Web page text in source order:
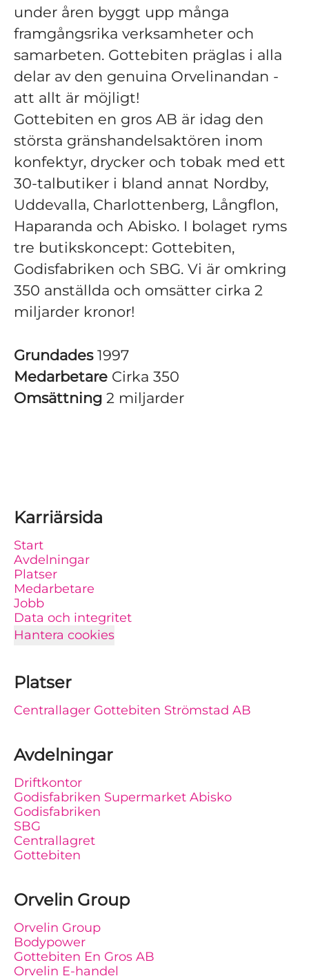
under åren byggt upp många
framgångsrika verksamheter och
samarbeten. Gottebiten präglas i alla
delar av den genuina Orvelinandan -
att allt är möjligt!
Gottebiten en gros AB är idag den
största gränshandelsaktören inom
konfektyr, drycker och tobak med ett
30-talbutiker i bland annat Nordby,
Uddevalla, Charlottenberg, Långflon,
Haparanda och Abisko. I bolaget ryms
tre butikskoncept: Gottebiten,
Godisfabriken och SBG. Vi är omkring
350 anställda och omsätter cirka 2
miljarder kronor!
Grundades 1997
Medarbetare Cirka 350
Omsättning 2 miljarder
Karriärsida
Start
Avdelningar
Platser
Medarbetare
Jobb
Data och integritet
Hantera cookies
Platser
Centrallager Gottebiten Strömstad AB
Avdelningar
Driftkontor
Godisfabriken Supermarket Abisko
Godisfabriken
SBG
Centrallagret
Gottebiten
Orvelin Group
Orvelin Group
Bodypower
Gottebiten En Gros AB
Orvelin E-handel